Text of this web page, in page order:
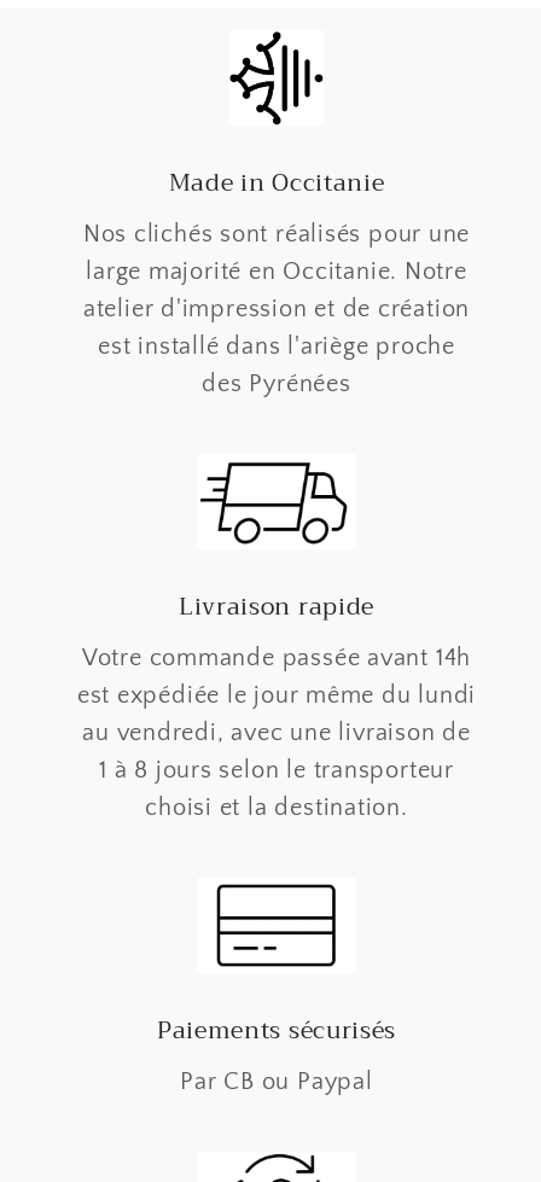
Made in Occitanie
Nos clichés sont réalisés pour une
large majorité en Occitanie. Notre
atelier d'impression et de création
est installé dans l'ariège proche
des Pyrénées
Livraison rapide
Votre commande passée avant 14h
est expédiée le jour même du lundi
au vendredi, avec une livraison de
1 à 8 jours selon le transporteur
choisi et la destination.
Paiements sécurisés
Par CB ou Paypal